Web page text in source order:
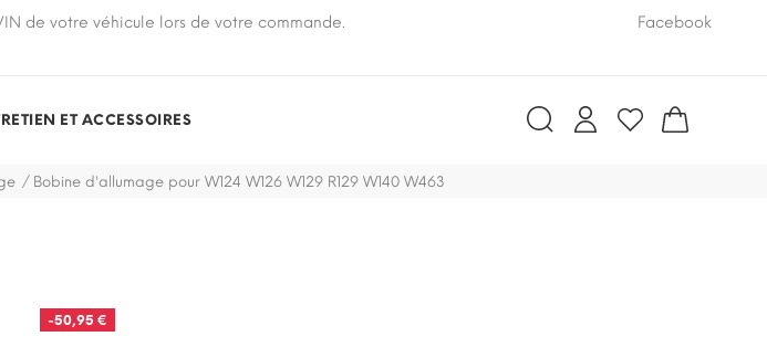
de votre véhicule lors de votre commande. Pensez à nous communiquer le numéro VIN
Facebook
ET ACCESSOIRES
Bobine d'allumage pour W124 W126 W129 R129 W140 W463
-50,95 €